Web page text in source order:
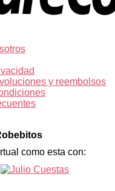
y reembolsos
como esta con: